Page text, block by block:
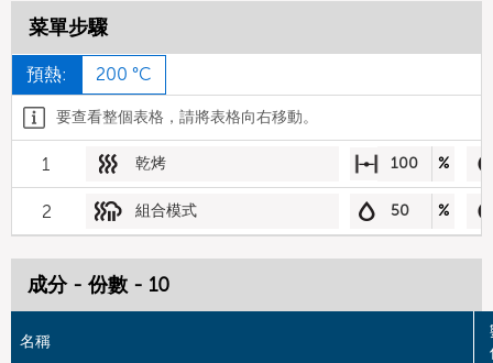
菜單步驟
預熱: 200 °C
要查看整個表格，請將表格向右移動。
1 乾烤 100 %
2 組合模式 50 %
成分 - 份數 - 10
名稱